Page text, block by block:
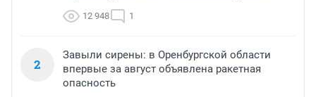
12 948 1
2
Завыли сирены: в Оренбургской области
впервые за август объявлена ракетная
опасность